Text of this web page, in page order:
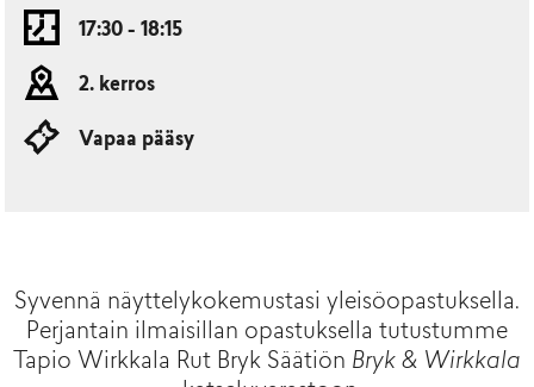
17:30 - 18:15
2. kerros
Vapaa pääsy
Syvennä näyttelykokemustasi yleisöopastuksella.
Perjantain ilmaisillan opastuksella tutustumme
Tapio Wirkkala Rut Bryk Säätiön Bryk & Wirkkala